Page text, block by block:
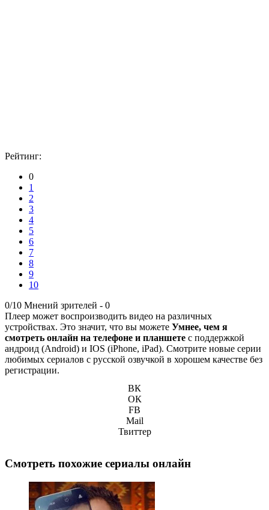
Рейтинг:
0
1
2
3
4
5
6
7
8
9
10
0/10 Мнений зрителей - 0
Плеер может воспроизводить видео на различных
устройствах. Это значит, что вы можете Умнее, чем я
смотреть онлайн на телефоне и планшете с поддержкой
андроид (Android) и IOS (iPhone, iPad). Смотрите новые серии
любимых сериалов с русской озвучкой в хорошем качестве без
регистрации.
ВК
ОК
FB
Mail
Твиттер
Смотреть похожие сериалы онлайн